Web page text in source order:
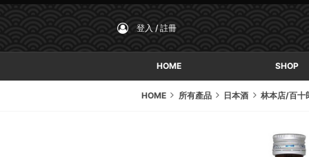
登入 / 註冊
HOME SHOP
HOME 所有產品 日本酒 林本店/百十